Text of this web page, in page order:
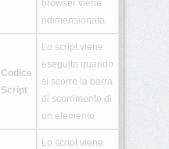
browser viene
ridimensionata
Codice
Script
Lo script viene
eseguito quando
si scorre la barra
di scorrimento di
un elemento
Lo script viene